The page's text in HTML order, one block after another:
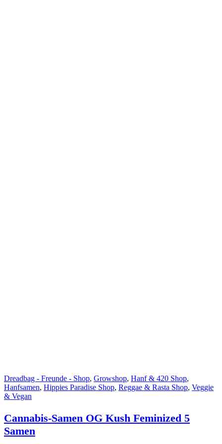
Dreadbag - Freunde - Shop, Growshop, Hanf & 420 Shop,
Hanfsamen, Hippies Paradise Shop, Reggae & Rasta Shop, Veggie
& Vegan
Cannabis-Samen OG Kush Feminized 5
Samen